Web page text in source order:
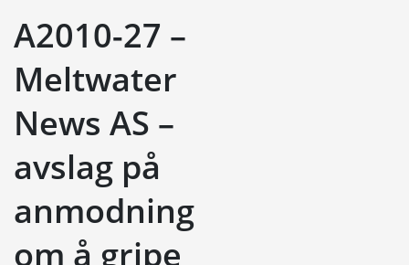
A2010-27 –
Meltwater
News AS –
avslag på
anmodning
om å gripe